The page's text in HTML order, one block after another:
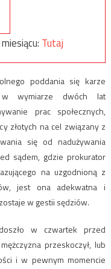
Tutaj
poddania się karze
w wymiarze dwóch lat
prac społecznych,
złotych na cel związany z
się od nadużywania
sądem, gdzie prokurator
na uzgodnioną z
jest ona adekwatna i
w gestii sędziów.
w czwartek przed
przeskoczył, lub
i w pewnym momencie